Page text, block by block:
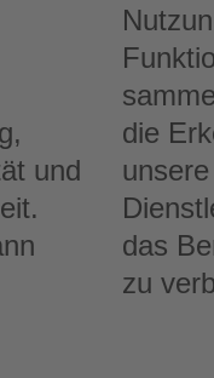
und
die
das
zu